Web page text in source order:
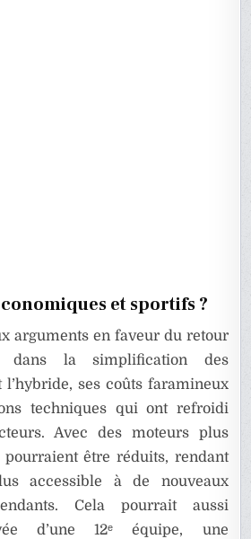
et sportifs ?
arguments en faveur du retour
dans la simplification des
l’hybride, ses coûts faramineux
techniques qui ont refroidi
Avec des moteurs plus
être réduits, rendant
accessible à de nouveaux
Cela pourrait aussi
d’une 12ᵉ équipe, une